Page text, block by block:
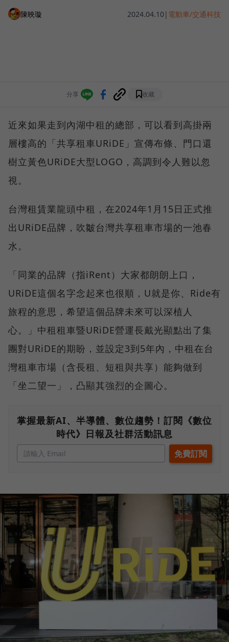
陳映璇 2024.04.10 | 電動車/交通科技
分享 收藏
近來如果走到內湖中租的總部，可以看到高掛兩
層樓高的「共享租車URiDE」宣傳布條、門口還
樹立黃色URiDE大型LOGO，高調到令人難以忽
視。
台灣租賃業龍頭中租，在2024年1月15日正式推
出URiDE品牌，吹皺台灣共享租車市場的一池春
水。
「同業的品牌（指iRent）大家都朗朗上口，
URiDE這個名字念起來也很順，U就是你、Ride有
旅程的意思，希望這個品牌未來可以深植人
心。」中租租車暨URiDE營運長戴光顯點出了集
團對URiDE的期盼，並設定3到5年內，中租在台
灣租車市場（含長租、短租與共享）能夠做到
「坐二望一」，凸顯其強烈的企圖心。
掌握最新AI、半導體、數位趨勢！訂閱《數位
時代》日報及社群活動訊息